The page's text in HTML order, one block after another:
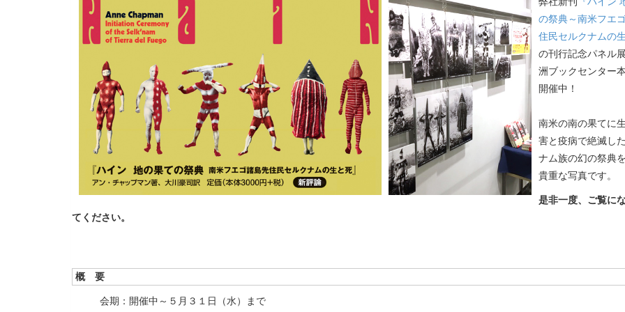
の祭典～南米フエ
住民セルクナムの
の刊行記念パネル
洲ブックセンター
開催中！
南米の南の果てに
害と疫病で絶滅し
ナム族の幻の祭典
貴重な写真です。
是非一度、ご覧に
てください。
概 要
会期：開催中～５月３１日（水）まで